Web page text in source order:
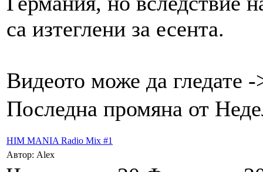
са изтеглени за есента.
Видеото може да гледате
Последна промяна от
HIM MANIA Radio Mix #1
Автор: Alex